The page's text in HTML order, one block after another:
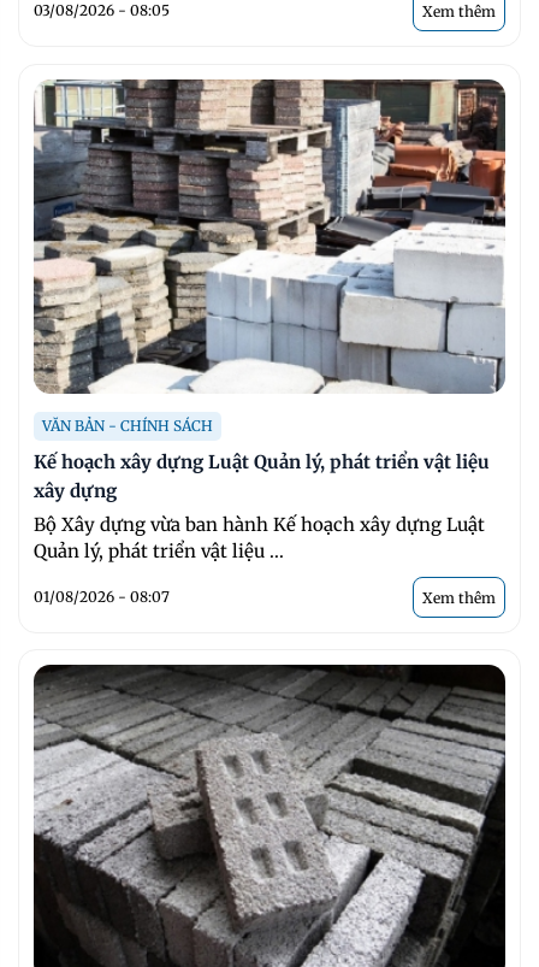
03/08/2026 - 08:05 Xem thêm
VĂN BẢN - CHÍNH SÁCH
Kế hoạch xây dựng Luật Quản lý, phát triển vật liệu
xây dựng
Bộ Xây dựng vừa ban hành Kế hoạch xây dựng Luật
Quản lý, phát triển vật liệu ...
01/08/2026 - 08:07 Xem thêm